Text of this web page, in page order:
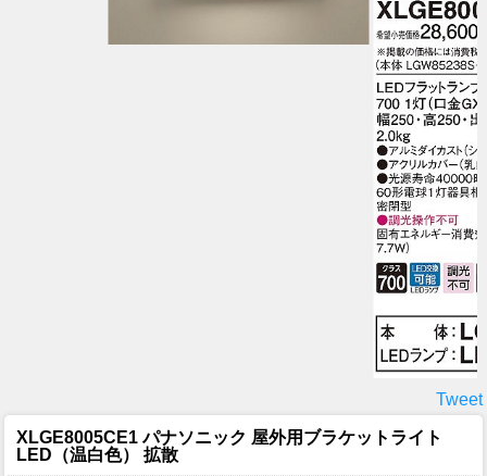
Tweet
XLGE8005CE1 パナソニック 屋外用ブラケットライト
LED（温白色） 拡散